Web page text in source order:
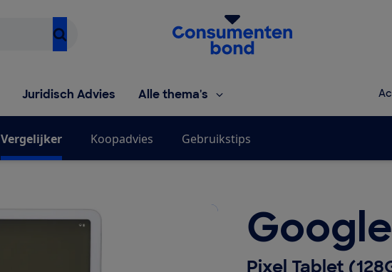
Homepage van de Consumentenbond
Juridisch Advies Alle thema's
Vergelijker Koopadvies Gebruikstips
Google
Pixel Tablet